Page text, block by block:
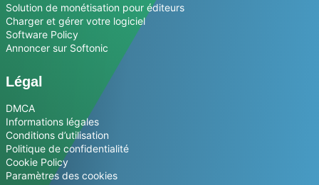
Solution de monétisation pour éditeurs
Charger et gérer votre logiciel
Software Policy
Annoncer sur Softonic
Légal
DMCA
Informations légales
Conditions d’utilisation
Politique de confidentialité
Cookie Policy
Paramètres des cookies